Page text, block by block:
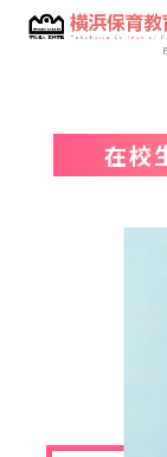
在校